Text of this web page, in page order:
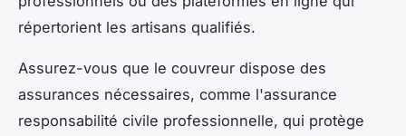
répertorient les artisans qualifiés.
Assurez-vous que le couvreur dispose des
assurances nécessaires, comme l'assurance
responsabilité civile professionnelle, qui protège